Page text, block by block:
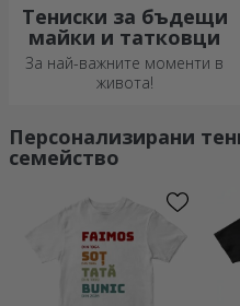
Тениски за бъдещи
майки и татковци
За най-важните моменти в
живота!
Персонализирани
семейство